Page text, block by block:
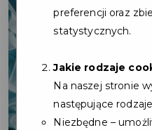
preferencji oraz
statystycznych.
Jakie rodzaje
Na naszej stronie
następujące
Niezbędne –